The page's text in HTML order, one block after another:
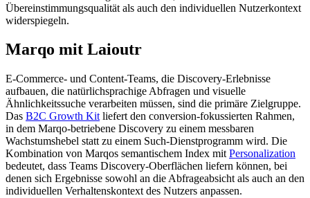
Übereinstimmungsqualität als auch den individuellen Nutzerkontext
widerspiegeln.
Marqo mit Laioutr
E-Commerce- und Content-Teams, die Discovery-Erlebnisse
aufbauen, die natürlichsprachige Abfragen und visuelle
Ähnlichkeitssuche verarbeiten müssen, sind die primäre Zielgruppe.
Das B2C Growth Kit liefert den conversion-fokussierten Rahmen,
in dem Marqo-betriebene Discovery zu einem messbaren
Wachstumshebel statt zu einem Such-Dienstprogramm wird. Die
Kombination von Marqos semantischem Index mit Personalization
bedeutet, dass Teams Discovery-Oberflächen liefern können, bei
denen sich Ergebnisse sowohl an die Abfrageabsicht als auch an den
individuellen Verhaltenskontext des Nutzers anpassen.